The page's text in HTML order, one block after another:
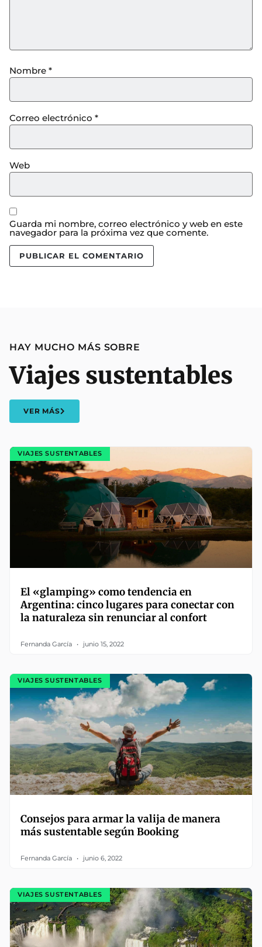
Nombre *
Correo electrónico *
Web
Guarda mi nombre, correo electrónico y web en este
navegador para la próxima vez que comente.
HAY MUCHO MÁS SOBRE
Viajes sustentables
VER MÁS
VIAJES SUSTENTABLES
El «glamping» como tendencia en
Argentina: cinco lugares para conectar con
la naturaleza sin renunciar al confort
Fernanda García junio 15, 2022
VIAJES SUSTENTABLES
Consejos para armar la valija de manera
más sustentable según Booking
Fernanda García junio 6, 2022
VIAJES SUSTENTABLES